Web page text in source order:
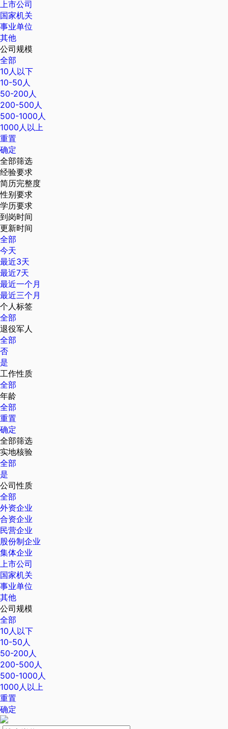
上市公司
国家机关
事业单位
其他
公司规模
全部
10人以下
10-50人
50-200人
200-500人
500-1000人
1000人以上
重置
确定
全部筛选
经验要求
简历完整度
性别要求
学历要求
到岗时间
更新时间
全部
今天
最近3天
最近7天
最近一个月
最近三个月
个人标签
全部
退役军人
全部
否
是
工作性质
全部
年龄
全部
重置
确定
全部筛选
实地核验
全部
是
公司性质
全部
外资企业
合资企业
民营企业
股份制企业
集体企业
上市公司
国家机关
事业单位
其他
公司规模
全部
10人以下
10-50人
50-200人
200-500人
500-1000人
1000人以上
重置
确定